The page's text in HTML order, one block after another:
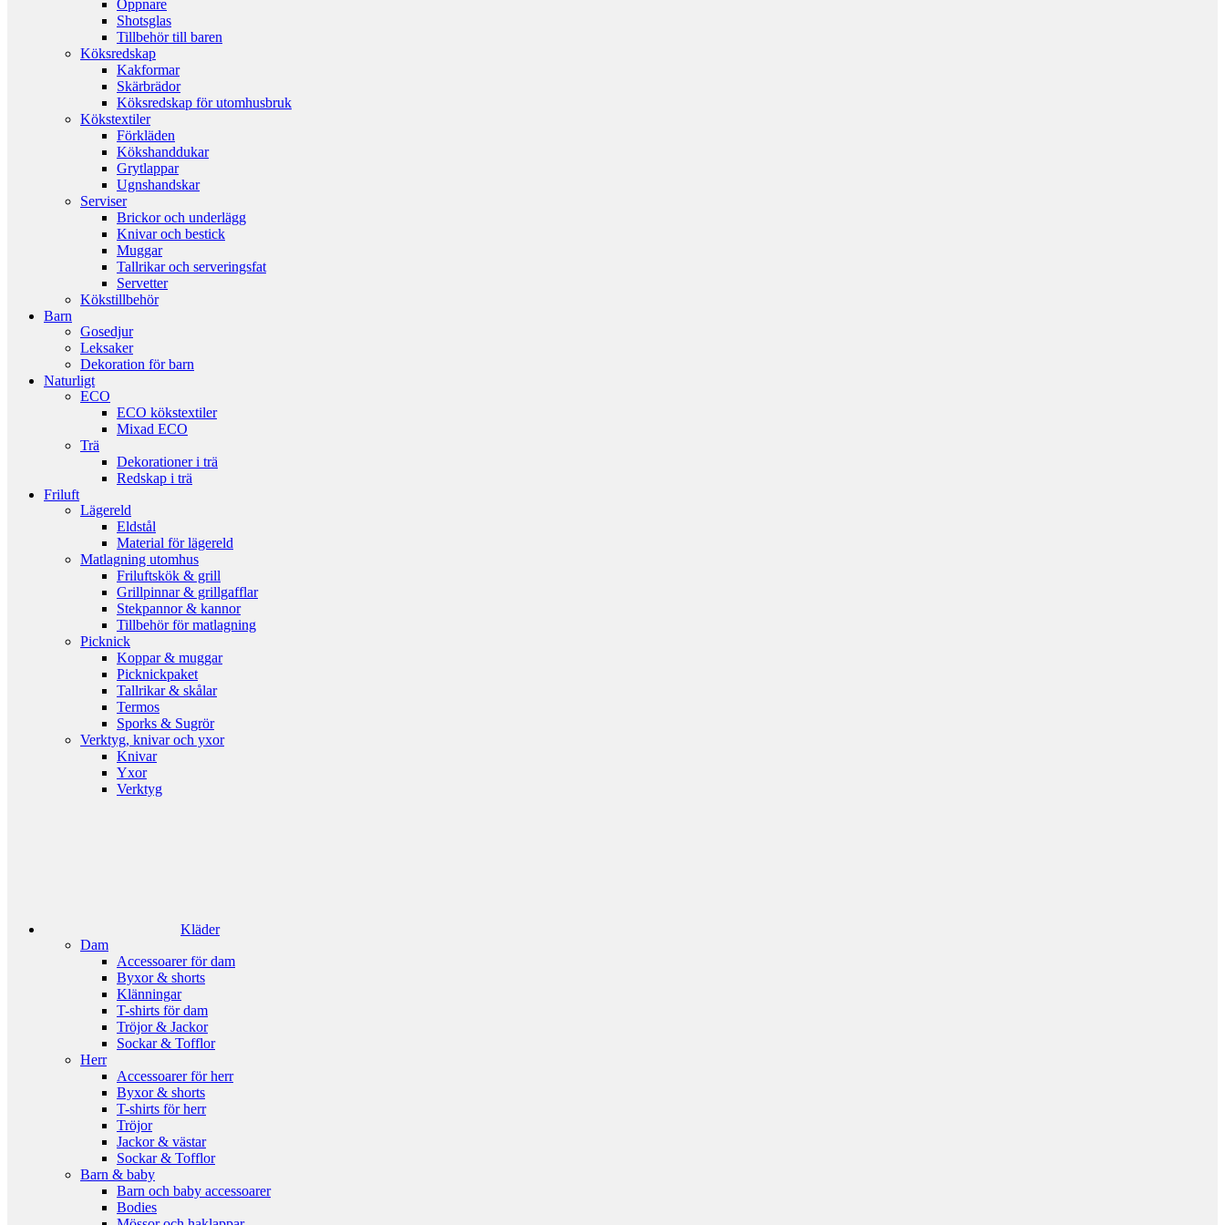
Öppnare
Shotsglas
Tillbehör till baren
Köksredskap
Kakformar
Skärbrädor
Köksredskap för utomhusbruk
Kökstextiler
Förkläden
Kökshanddukar
Grytlappar
Ugnshandskar
Serviser
Brickor och underlägg
Knivar och bestick
Muggar
Tallrikar och serveringsfat
Servetter
Kökstillbehör
Barn
Gosedjur
Leksaker
Dekoration för barn
Naturligt
ECO
ECO kökstextiler
Mixad ECO
Trä
Dekorationer i trä
Redskap i trä
Friluft
Lägereld
Eldstål
Material för lägereld
Matlagning utomhus
Friluftskök & grill
Grillpinnar & grillgafflar
Stekpannor & kannor
Tillbehör för matlagning
Picknick
Koppar & muggar
Picknickpaket
Tallrikar & skålar
Termos
Sporks & Sugrör
Verktyg, knivar och yxor
Knivar
Yxor
Verktyg
Kläder
Dam
Accessoarer för dam
Byxor & shorts
Klänningar
T-shirts för dam
Tröjor & Jackor
Sockar & Tofflor
Herr
Accessoarer för herr
Byxor & shorts
T-shirts för herr
Tröjor
Jackor & västar
Sockar & Tofflor
Barn & baby
Barn och baby accessoarer
Bodies